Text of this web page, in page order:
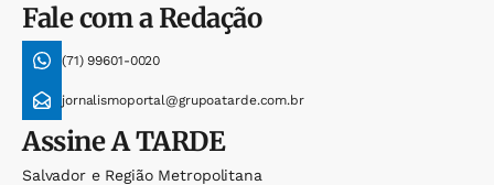
Fale com a Redação
(71) 99601-0020
jornalismoportal@grupoatarde.com.br
AssineA TARDE
Salvador e Região Metropolitana